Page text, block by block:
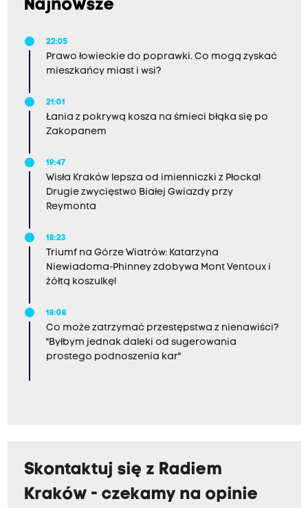
Najnowsze
22:05
Prawo łowieckie do poprawki. Co mogą zyskać
mieszkańcy miast i wsi?
21:01
Łania z pokrywą kosza na śmieci błąka się po
Zakopanem
19:47
Wisła Kraków lepsza od imienniczki z Płocka!
Drugie zwycięstwo Białej Gwiazdy przy
Reymonta
18:23
Triumf na Górze Wiatrów: Katarzyna
Niewiadoma-Phinney zdobywa Mont Ventoux i
żółtą koszulkę!
18:08
Co może zatrzymać przestępstwa z nienawiści?
"Byłbym jednak daleki od sugerowania
prostego podnoszenia kar"
Skontaktuj się z Radiem
Kraków - czekamy na opinie